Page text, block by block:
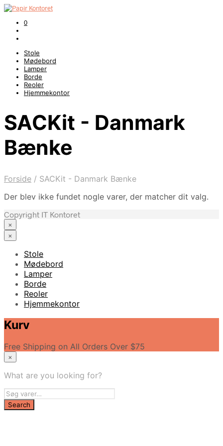
0
Stole
Mødebord
Lamper
Borde
Reoler
Hjemmekontor
SACKit - Danmark
Bænke
Forside / SACKit - Danmark Bænke
Der blev ikke fundet nogle varer, der matcher dit valg.
Copyright IT Kontoret
×
×
Stole
Mødebord
Lamper
Borde
Reoler
Hjemmekontor
Kurv
Free Shipping on All Orders Over $75
×
What are you looking for?